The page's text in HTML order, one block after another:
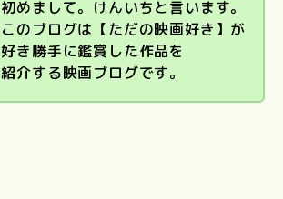
初めまして。けんいちと言います。
このブログは【ただの映画好き】が
好き勝手に鑑賞した作品を
紹介する映画ブログです。